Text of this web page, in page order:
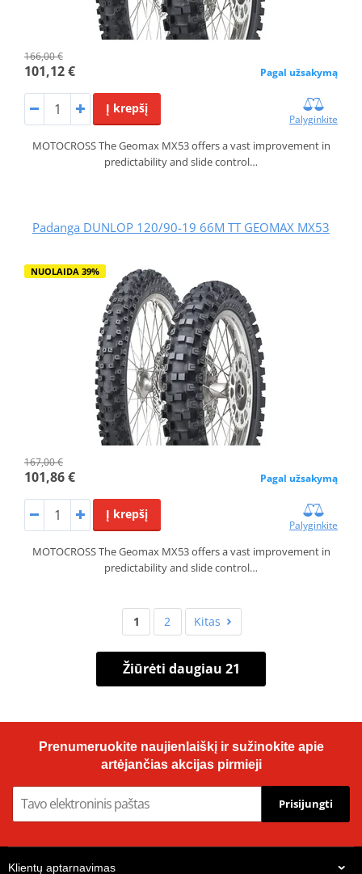
166,00 €
101,12 € Pagal užsakymą
Į krepšį
Palyginkite
MOTOCROSS The Geomax MX53 offers a vast improvement in
predictability and slide control…
Padanga DUNLOP 120/90-19 66M TT GEOMAX MX53
NUOLAIDA 39%
167,00 €
101,86 € Pagal užsakymą
Į krepšį
Palyginkite
MOTOCROSS The Geomax MX53 offers a vast improvement in
predictability and slide control…
1 2 Kitas
Žiūrėti daugiau 21
Prenumeruokite naujienlaiškį ir sužinokite apie
artėjančias akcijas pirmieji
Prisijungti
Klientų aptarnavimas